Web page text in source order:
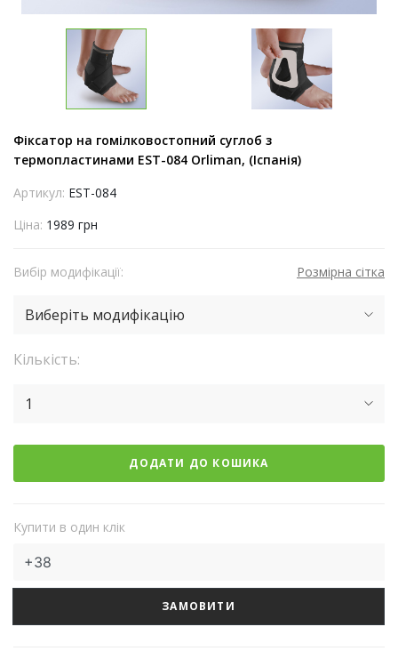
Фіксатор на гомілковостопний суглоб з
термопластинами EST-084 Orliman, (Іспанія)
Артикул: EST-084
Ціна: 1989 грн
Вибір модифікації: Розмірна сітка
Виберіть модифікацію
Кількість:
1
ДОДАТИ ДО КОШИКА
Купити в один клік
ЗАМОВИТИ